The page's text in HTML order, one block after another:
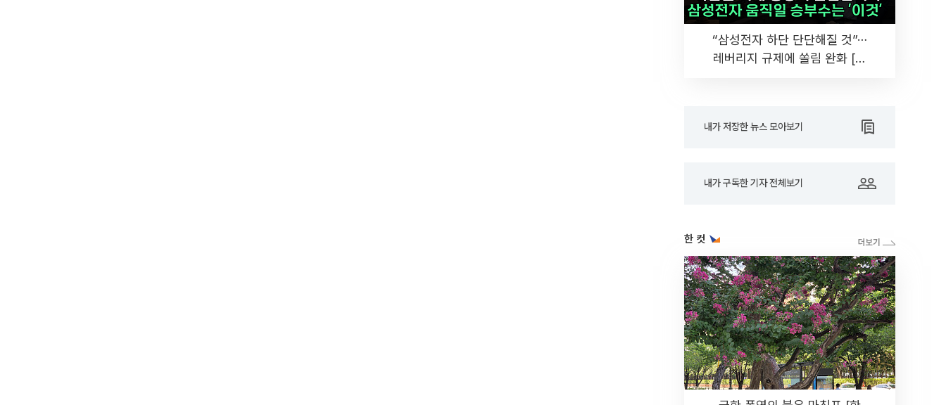
“삼성전자 하단 단단해질 것”⋯
레버리지 규제에 쏠림 완화 [찐
내가 저장한 뉴스 모아보기
내가 구독한 기자 전체보기
한 컷